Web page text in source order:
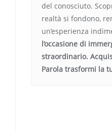
del conosciuto.
realtà si fondono,
un’esperienza
l’occasione di
straordinario.
Parola trasformi la